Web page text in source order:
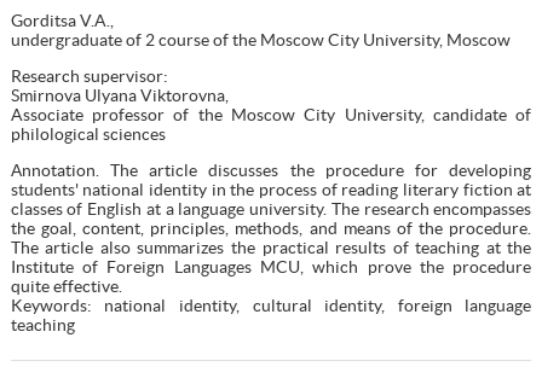
Gorditsa V.A.,
undergraduate of 2 course of the Moscow City University, Moscow
Research supervisor:
Smirnova Ulyana Viktorovna,
Associate professor of the Moscow City University, candidate of
philological sciences
Аnnotation. The article discusses the procedure for developing
students' national identity in the process of reading literary fiction at
classes of English at a language university. The research encompasses
the goal, content, principles, methods, and means of the procedure.
The article also summarizes the practical results of teaching at the
Institute of Foreign Languages MCU, which prove the procedure
quite effective.
Keywords: national identity, cultural identity, foreign language
teaching